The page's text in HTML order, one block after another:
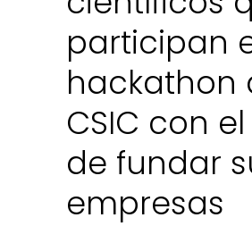
participan
hackathon
CSIC con
de fundar
empresas